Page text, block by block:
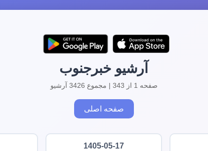
آرشیو خبرجنوب
صفحه 1 از 343 | مجموع 3426 آرشیو
صفحه اصلی
1405-05-17